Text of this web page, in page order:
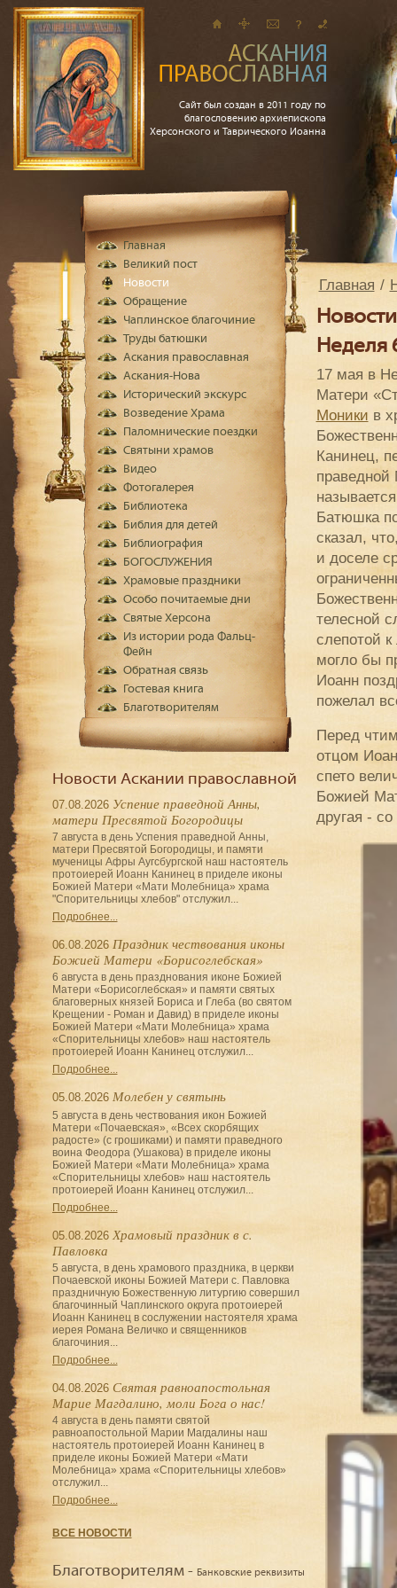
Сайт был создан в 2011 году по
благословению архиепископа
Херсонского и Таврического Иоанна
Главная
Новости
Неделя
17 мая в
Матери
Моники в
Канинец,
праведной
Батюшка
сказал,
и доселе
телесной
слепотой
могло бы
Иоанн
пожелал
Перед
отцом
спето
Божией
другая -
Главная
Великий пост
Новости
Обращение
Чаплинское благочиние
Труды батюшки
Аскания православная
Аскания-Нова
Исторический экскурс
Возведение Храма
Паломнические поездки
Святыни храмов
Видео
Фотогалерея
Библиотека
Библия для детей
Библиография
БОГОСЛУЖЕНИЯ
Храмовые праздники
Особо почитаемые дни
Святые Херсона
Из истории рода Фальц-
Фейн
Обратная связь
Гостевая книга
Благотворителям
Новости Аскании православной
07.08.2026 Успение праведной Анны,
матери Пресвятой Богородицы
7 августа в день Успения праведной Анны,
матери Пресвятой Богородицы, и памяти
мученицы Афры Аугсбургской наш настоятель
протоиерей Иоанн Канинец в приделе иконы
Божией Матери «Мати Молебница» храма
"Спорительницы хлебов" отслужил...
Подробнее...
06.08.2026 Праздник чествования иконы
Божией Матери «Борисоглебская»
6 августа в день празднования иконе Божией
Матери «Борисоглебская» и памяти святых
благоверных князей Бориса и Глеба (во святом
Крещении - Роман и Давид) в приделе иконы
Божией Матери «Мати Молебница» храма
«Спорительницы хлебов» наш настоятель
протоиерей Иоанн Канинец отслужил...
Подробнее...
05.08.2026 Молебен у святынь
5 августа в день чествования икон Божией
Матери «Почаевская», «Всех скорбящих
радосте» (с грошиками) и памяти праведного
воина Феодора (Ушакова) в приделе иконы
Божией Матери «Мати Молебница» храма
«Спорительницы хлебов» наш настоятель
протоиерей Иоанн Канинец отслужил...
Подробнее...
05.08.2026 Храмовый праздник в с.
Павловка
5 августа, в день храмового праздника, в церкви
Почаевской иконы Божией Матери с. Павловка
праздничную Божественную литургию совершил
благочинный Чаплинского округа протоиерей
Иоанн Канинец в сослужении настоятеля храма
иерея Романа Величко и священников
благочиния...
Подробнее...
04.08.2026 Святая равноапостольная
Марие Магдалино, моли Бога о нас!
4 августа в день памяти святой
равноапостольной Марии Магдалины наш
настоятель протоиерей Иоанн Канинец в
приделе иконы Божией Матери «Мати
Молебница» храма «Спорительницы хлебов»
отслужил...
Подробнее...
ВСЕ НОВОСТИ
Благотворителям - Банковские реквизиты